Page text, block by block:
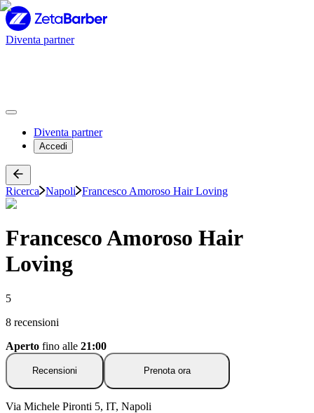
Diventa partner
Diventa partner
Accedi
Ricerca Napoli Francesco Amoroso Hair Loving
Francesco Amoroso Hair
Loving
5
8 recensioni
Aperto fino alle 21:00
Recensioni Prenota ora
Via Michele Pironti 5, IT, Napoli